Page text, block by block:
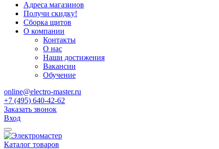
Адреса магазинов
Получи скидку!
Сборка щитов
О компании
Контакты
О нас
Наши достижения
Вакансии
Обучение
online@electro-master.ru
+7 (495) 640-42-62
Заказать звонок
Вход
Каталог товаров